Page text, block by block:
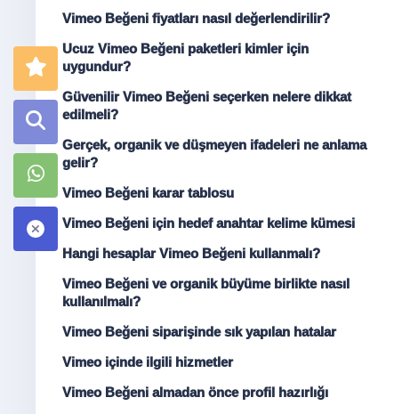
Vimeo Beğeni fiyatları nasıl değerlendirilir?
Ucuz Vimeo Beğeni paketleri kimler için
uygundur?
Güvenilir Vimeo Beğeni seçerken nelere dikkat
edilmeli?
Gerçek, organik ve düşmeyen ifadeleri ne anlama
gelir?
Vimeo Beğeni karar tablosu
Vimeo Beğeni için hedef anahtar kelime kümesi
Hangi hesaplar Vimeo Beğeni kullanmalı?
Vimeo Beğeni ve organik büyüme birlikte nasıl
kullanılmalı?
Vimeo Beğeni siparişinde sık yapılan hatalar
Vimeo içinde ilgili hizmetler
Vimeo Beğeni almadan önce profil hazırlığı